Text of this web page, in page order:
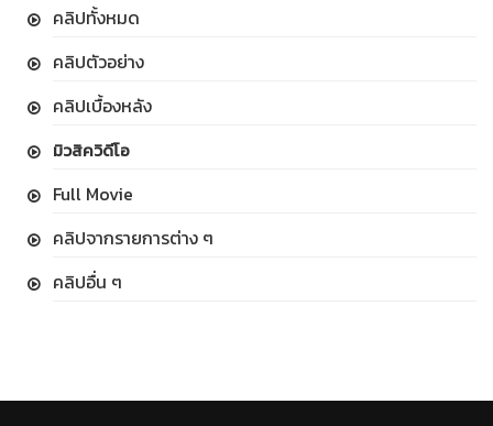
คลิปทั้งหมด
คลิปตัวอย่าง
คลิปเบื้องหลัง
มิวสิควิดีโอ
Full Movie
คลิปจากรายการต่าง ๆ
คลิปอื่น ๆ